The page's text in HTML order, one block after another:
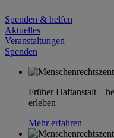
Spenden & helfen
Aktuelles
Veranstaltungen
Spenden
Früher Haftanstalt –
erleben
Mehr erfahren